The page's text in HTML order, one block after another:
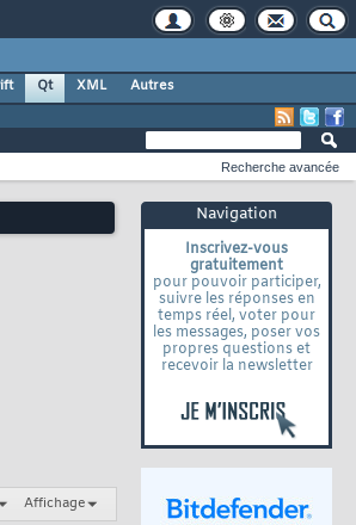
Qt XML
Autres
Navigation
Inscrivez-vous
gratuitement
pour pouvoir participer,
suivre les réponses en
temps réel, voter pour
les messages, poser vos
propres questions et
recevoir la newsletter
Recherche avancée
Affichage